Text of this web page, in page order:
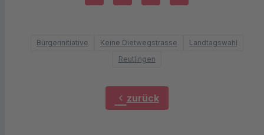
Bürgerinitiative Keine Dietwegstrasse
Landtagswahl
Reutlingen
chevron_left zurück